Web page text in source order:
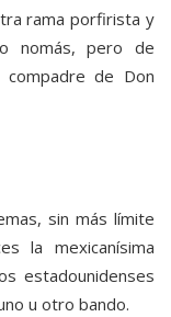
rama porfirista y
nomás, pero de
de Don
sin más límite
la mexicanísima
estadounidenses
u otro bando.